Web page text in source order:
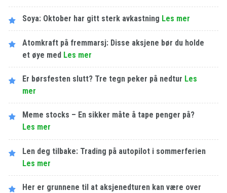
Soya: Oktober har gitt sterk avkastning Les​ ​mer
Atomkraft på fremmarsj: Disse aksjene bør du holde
et øye med Les​ ​mer
Er børsfesten slutt? Tre tegn peker på nedtur Les​ ​
mer
Meme stocks – En sikker måte å tape penger på?
Les​ ​mer
Len deg tilbake: Trading på autopilot i sommerferien
Les​ ​mer
Her er grunnene til at aksjenedturen kan være over